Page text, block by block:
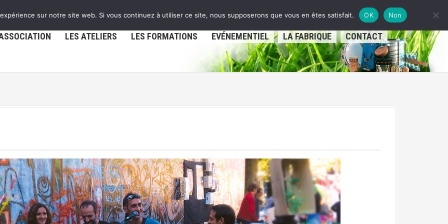
LES ATELIERS LES FORMATIONS EVÉNEMENTIEL LA FABRIQUE CONTACT
sur notre site web. Si vous continuez à utiliser ce site, nous supposerons que vous en êtes satisfait. OK Non